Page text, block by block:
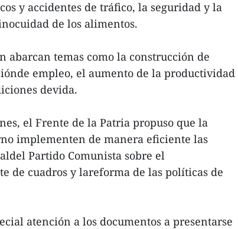
y accidentes de tráfico, la seguridad y la
de los alimentos.
abarcan temas como la construcción de
empleo, el aumento de la productividad
devida.
el Frente de la Patria propuso que la
implementen de manera eficiente las
Partido Comunista sobre el
de cuadros y lareforma de las políticas de
atención a los documentos a presentarse